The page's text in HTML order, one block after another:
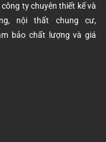
ty chuyên thiết kế và
nội thất chung cư,
bảo chất lượng và giá